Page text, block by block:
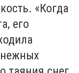
«Когда
его